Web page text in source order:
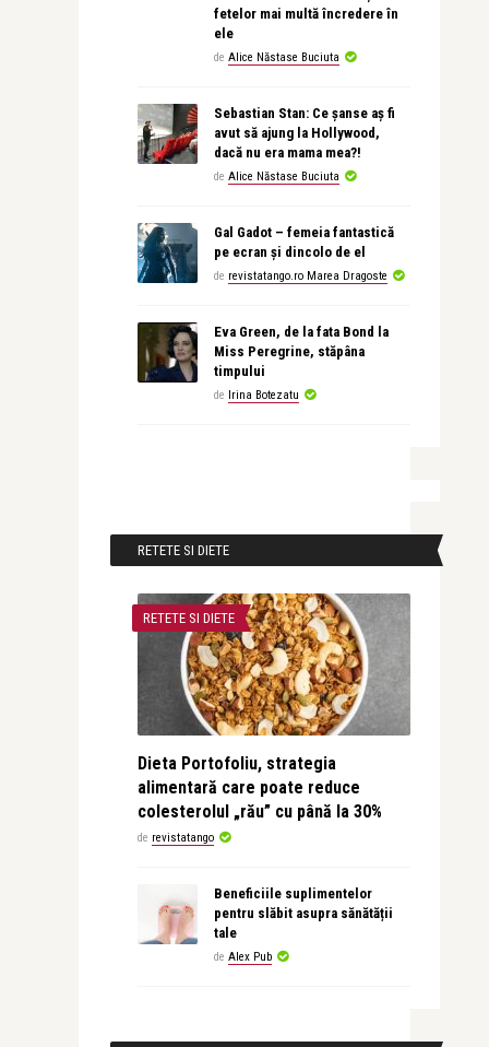
fetelor mai multă încredere în
ele
de Alice Năstase Buciuta
Sebastian Stan: Ce șanse aș fi
avut să ajung la Hollywood,
dacă nu era mama mea?!
de Alice Năstase Buciuta
Gal Gadot – femeia fantastică
pe ecran și dincolo de el
de revistatango.ro Marea Dragoste
Eva Green, de la fata Bond la
Miss Peregrine, stăpâna
timpului
de Irina Botezatu
RETETE SI DIETE
RETETE SI DIETE
Dieta Portofoliu, strategia
alimentară care poate reduce
colesterolul „rău” cu până la 30%
de revistatango
Beneficiile suplimentelor
pentru slăbit asupra sănătății
tale
de Alex Pub